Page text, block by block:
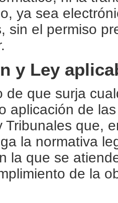
ya sea
sin el permiso
y Ley
de que surja
aplicación de
Tribunales que,
la normativa
la que se
de la